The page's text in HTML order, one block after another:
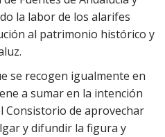
la labor de los alarifes
al patrimonio histórico y
se recogen igualmente en
a sumar en la intención
Consistorio de aprovechar
y difundir la figura y